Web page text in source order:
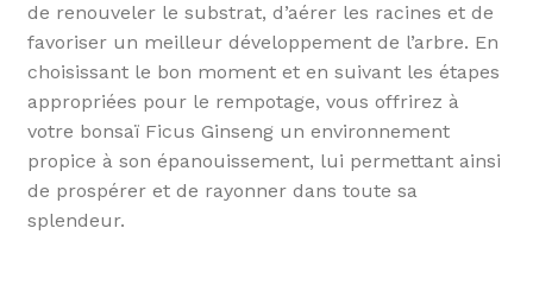
de renouveler le substrat, d’aérer les racines et de
favoriser un meilleur développement de l’arbre. En
choisissant le bon moment et en suivant les étapes
appropriées pour le rempotage, vous offrirez à
votre bonsaï Ficus Ginseng un environnement
propice à son épanouissement, lui permettant ainsi
de prospérer et de rayonner dans toute sa
splendeur.